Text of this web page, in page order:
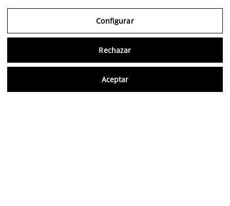
Configurar
Rechazar
Aceptar